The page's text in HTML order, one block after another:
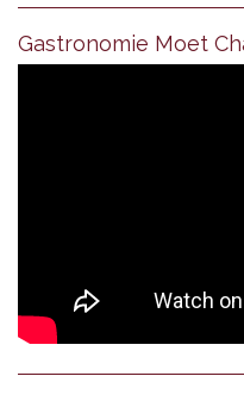
Gastronomie Moet